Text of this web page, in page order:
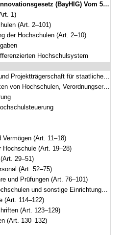
5. August 2022 (GVBl. S. 414) BayRS 2210-1-3-WK (Art. 1–132)
1)
(Art. 2–101)
der Hochschulen (Art. 2–10)
Hochschulsystem
für staatliche Fördermaßnahmen
Hochschulen, Verordnungsermächtigung
(Art. 11–18)
Hochschule (Art. 19–28)
29–51)
(Art. 52–75)
und Prüfungen (Art. 76–101)
und sonstige Einrichtungen (Art. 102–113)
(Art. 114–122)
(Art. 123–129)
(Art. 130–132)